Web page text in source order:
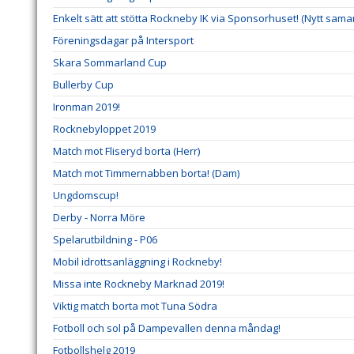
Enkelt sätt att stötta Rockneby IK via Sponsorhuset! (Nytt
Föreningsdagar på Intersport
Skara Sommarland Cup
Bullerby Cup
Ironman 2019!
Rocknebyloppet 2019
Match mot Fliseryd borta (Herr)
Match mot Timmernabben borta! (Dam)
Ungdomscup!
Derby - Norra Möre
Spelarutbildning - P06
Mobil idrottsanläggning i Rockneby!
Missa inte Rockneby Marknad 2019!
Viktig match borta mot Tuna Södra
Fotboll och sol på Dampevallen denna måndag!
Fotbollshelg 2019